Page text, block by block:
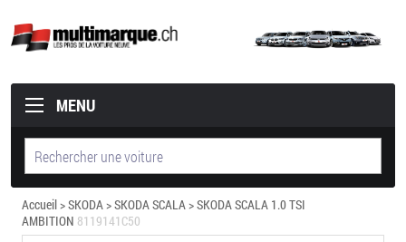
MENU
Accueil>SKODA>SKODA SCALA> SKODA SCALA 1.0 TSI
AMBITION 8119141C50